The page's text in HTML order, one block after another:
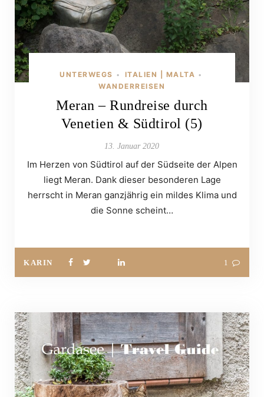
UNTERWEGS • ITALIEN | MALTA •
WANDERREISEN
Meran – Rundreise durch
Venetien & Südtirol (5)
13. Januar 2020
Im Herzen von Südtirol auf der Südseite der Alpen
liegt Meran. Dank dieser besonderen Lage
herrscht in Meran ganzjährig ein mildes Klima und
die Sonne scheint…
KARIN 1